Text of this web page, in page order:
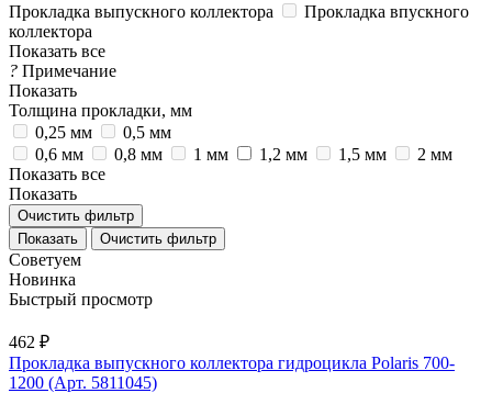
Прокладка выпускного коллектора
Прокладка впускного
коллектора
Показать все
? Примечание
Показать
Толщина прокладки, мм
0,25 мм
0,5 мм
0,6 мм
0,8 мм 1 мм 1,2 мм 1,5 мм
2 мм
Показать все
Показать
Очистить фильтр
Очистить фильтр
Советуем
Новинка
Быстрый просмотр
462 ₽
Прокладка выпускного коллектора гидроцикла Polaris 700-
1200 (Арт. 5811045)